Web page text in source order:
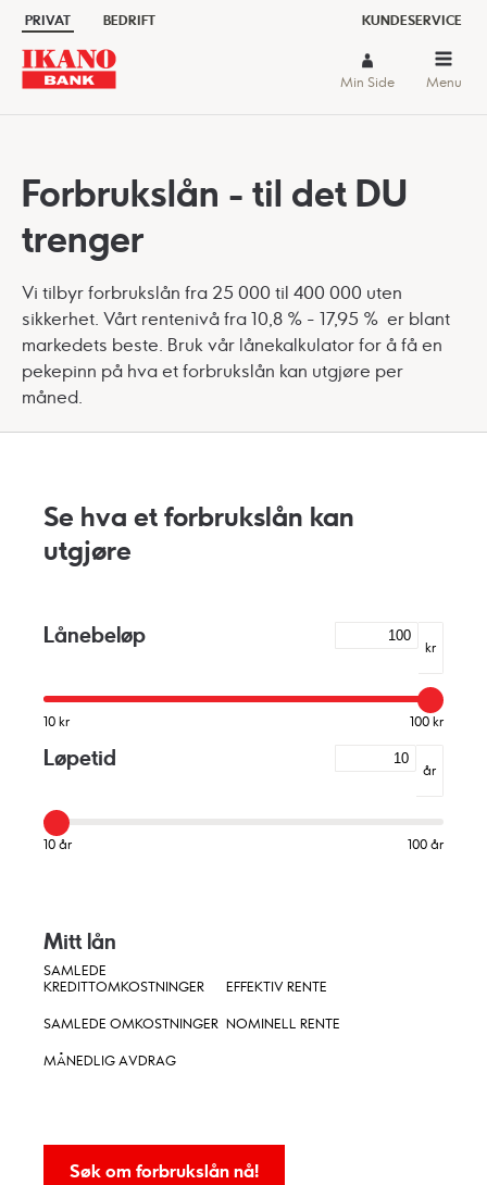
PRIVAT BEDRIFT KUNDESERVICE
Menu
Min Side
Forbrukslån - til det DU
trenger
Vi tilbyr forbrukslån fra 25 000 til 400 000 uten
sikkerhet. Vårt rentenivå fra 10,8 % - 17,95 % er blant
markedets beste. Bruk vår lånekalkulator for å få en
pekepinn på hva et forbrukslån kan utgjøre per
måned.
Se hva et forbrukslån kan
utgjøre
Lånebeløp kr
10 kr 100 kr
Løpetid år
10 år 100 år
Mitt lån
SAMLEDE
KREDITTOMKOSTNINGER
EFFEKTIV RENTE
SAMLEDE OMKOSTNINGER NOMINELL RENTE
MÅNEDLIG AVDRAG
Søk om forbrukslån nå!